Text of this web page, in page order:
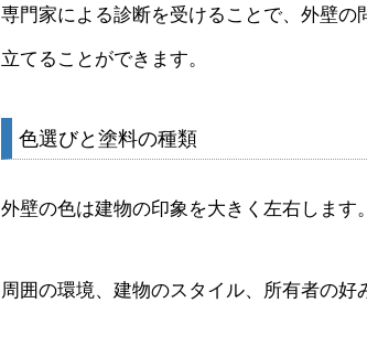
専門家による診断を受けることで、外壁
立てることができます。
色選びと塗料の種類
外壁の色は建物の印象を大きく左右します。
周囲の環境、建物のスタイル、所有者の好